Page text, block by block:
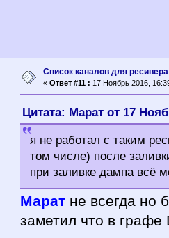
Cписок каналов для
« Ответ #11 : 17 Ноябрь 2016,
Цитата: Марат от 17
я не работал с таким
том числе) после
при заливке дампа всё
Марат не всегда но
заметил что в